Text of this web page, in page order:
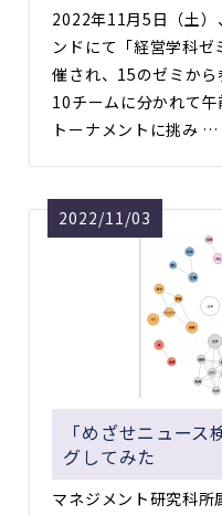
2022年11月5日（土）
ンドにて「経営学科
催され、15のゼミか
10チームに分かれて
トーナメントに挑み …
2022/11/03
「めざせニュー
グしてみた
マネジメント研究科所